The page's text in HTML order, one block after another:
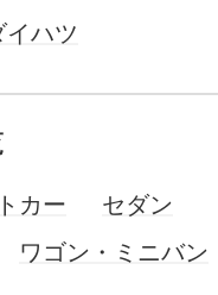
イハツ
カー
セダン
ワゴン・ミニバン